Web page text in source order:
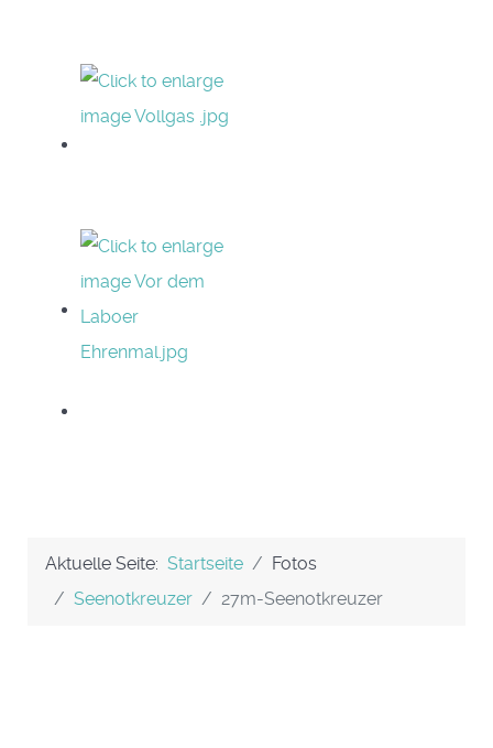
Aktuelle Seite: Startseite
Fotos
Seenotkreuzer
27m-Seenotkreuzer